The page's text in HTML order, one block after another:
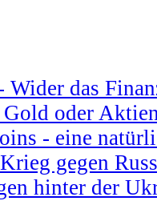
das
oder
- eine
gegen
hinter der